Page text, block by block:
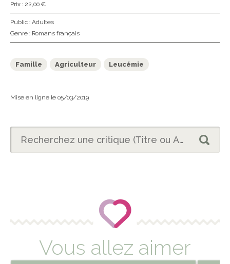
Prix : 22,00 €
Public : Adultes
Genre : Romans français
Famille Agriculteur Leucémie
Mise en ligne le 05/03/2019
Vous allez aimer